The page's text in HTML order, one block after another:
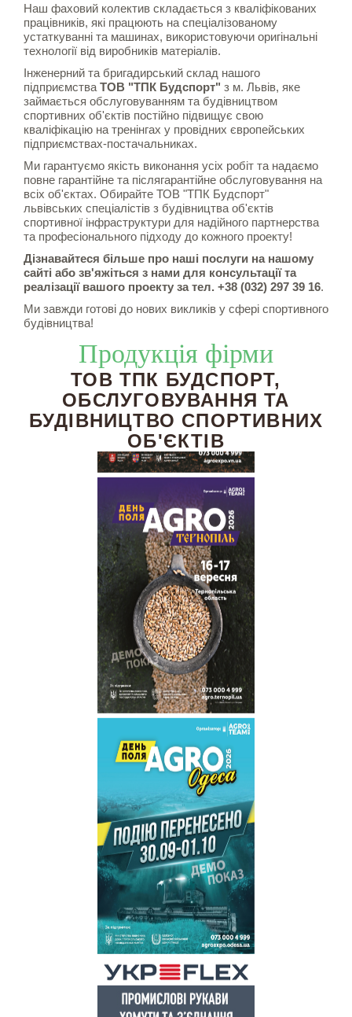
Наш фаховий колектив складається з кваліфікованих
працівників, які працюють на спеціалізованому
устаткуванні та машинах, використовуючи оригінальні
технології від виробників матеріалів.
Інженерний та бригадирський склад нашого
підприємства ТОВ "ТПК Будспорт" з м. Львів, яке
займається обслуговуванням та будівництвом
спортивних об'єктів постійно підвищує свою
кваліфікацію на тренінгах у провідних європейських
підприємствах-постачальниках.
Ми гарантуємо якість виконання усіх робіт та надаємо
повне гарантійне та післягарантійне обслуговування на
всіх об'єктах. Обирайте ТОВ "ТПК Будспорт"
львівських спеціалістів з будівництва об'єктів
спортивної інфраструктури для надійного партнерства
та професіонального підходу до кожного проекту!
Дізнавайтеся більше про наші послуги на нашому
сайті або зв'яжіться з нами для консультації та
реалізації вашого проекту за тел. +38 (032) 297 39 16.
Ми завжди готові до нових викликів у сфері спортивного
будівництва!
Продукція фірми
ТОВ ТПК БУДСПОРТ,
ОБСЛУГОВУВАННЯ ТА
БУДІВНИЦТВО СПОРТИВНИХ
ОБ'ЄКТІВ